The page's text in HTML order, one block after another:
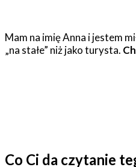
Mam na imię Anna i jestem
„na stałe” niż jako turysta.
Co Ci da czytanie